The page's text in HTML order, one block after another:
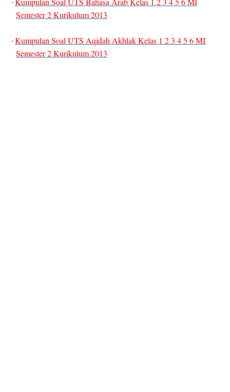
·
Semester 2 Kurikulum 2013
·Kumpulan Soal UTS Aqidah Akhlak Kelas 1 2 3 4 5 6 MI
Semester 2 Kurikulum 2013